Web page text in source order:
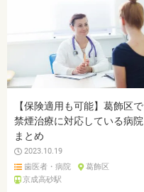
【保険適用も可能】葛飾区で
禁煙治療に対応している病院
まとめ
2023.10.19
歯医者・病院
葛飾区
京成高砂駅